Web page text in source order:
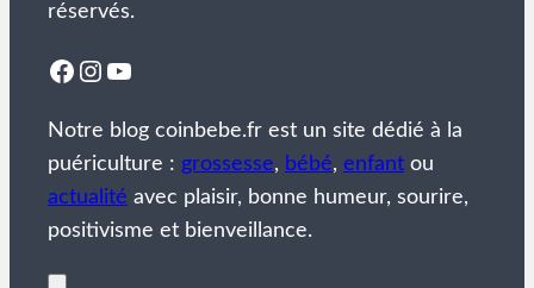
réservés.
Facebook
Instagram
YouTube
Notre blog coinbebe.fr est un site dédié à la
puériculture : grossesse, bébé, enfant ou
actualité avec plaisir, bonne humeur, sourire,
positivisme et bienveillance.